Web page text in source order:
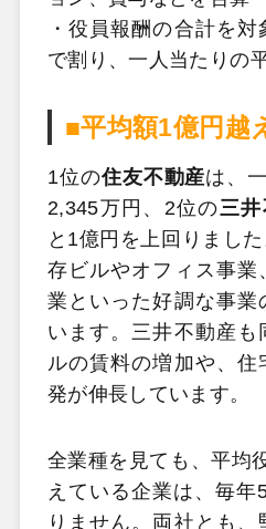
・役員報酬の合計を
で割り、一人当たりの
■平均額1億円越
1位の住友不動産は、
2,345万円、2位の三井
と1億円を上回りまし
存ビルやオフィス事業
業といった好調な事業
います。三井不動産
ルの賃料の増加や、住
発が伸長しています。
全業種を見ても、平均
えている企業は、毎年
りません。両社とも